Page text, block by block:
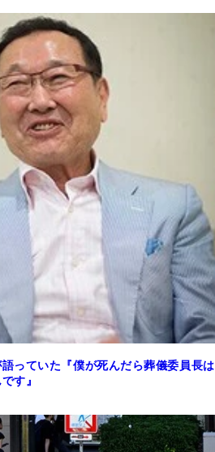
っていた『僕が死んだら葬儀委員長は
す』